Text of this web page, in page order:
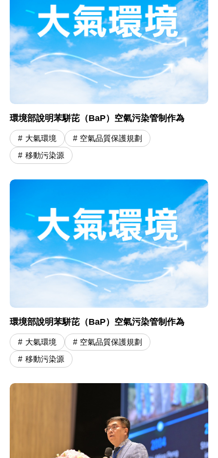
環境部說明苯駢芘（BaP）空氣污染管制作為
大氣環境 空氣品質保護規劃
移動污染源
環境部說明苯駢芘（BaP）空氣污染管制作為
大氣環境 空氣品質保護規劃
移動污染源